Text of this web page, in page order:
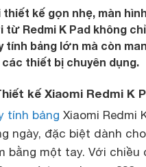
thiết kế gọn nhẹ, màn
từ Redmi K Pad không
tính bảng lớn mà còn
thiết bị chuyên dụng.
kế Xiaomi Redmi K
tính bảng Xiaomi
ngày, đặc biệt dành
bằng một tay. Với chiều